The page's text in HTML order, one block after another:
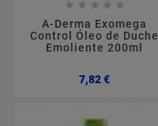
    
A-Derma Exomega
Control Óleo de Duche
Emoliente 200ml
7,82 €Preço